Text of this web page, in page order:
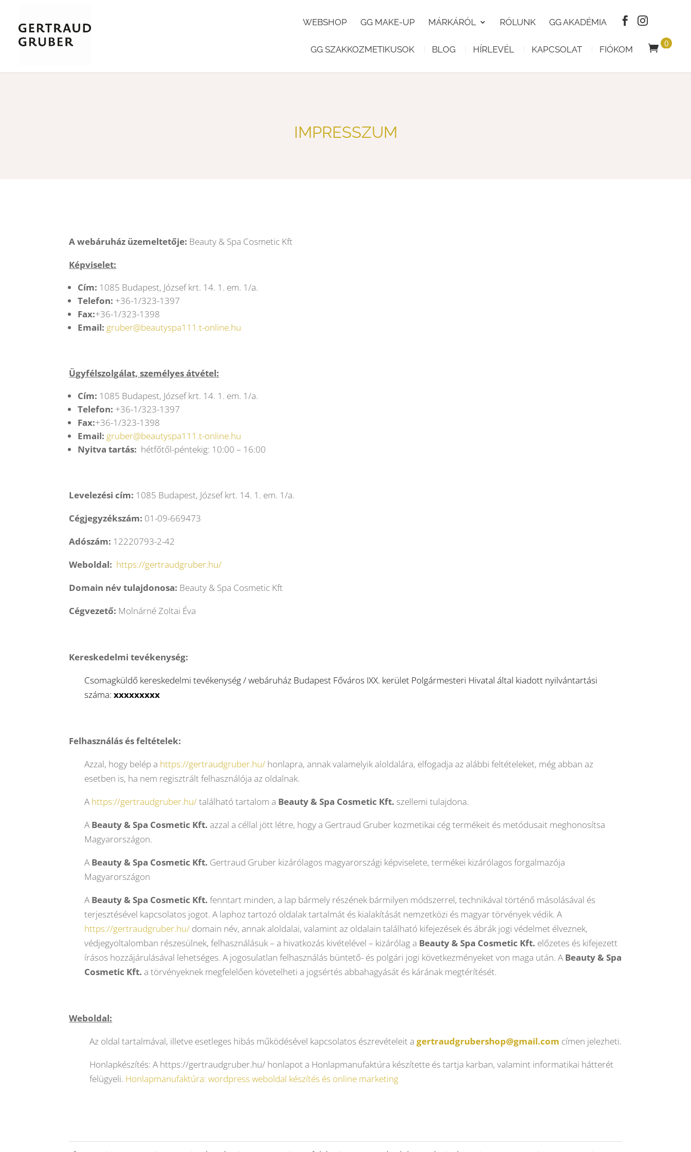
WEBSHOP GG MAKE-UP MÁRKÁRÓL RÓLUNK GG AKADÉMIA
GG SZAKKOZMETIKUSOK BLOG HÍRLEVÉL KAPCSOLAT FIÓKOM
0
T
M
IMPRESSZUM
A webáruház üzemeltetője: Beauty & Spa Cosmetic Kft
Képviselet:
Cím: 1085 Budapest, József krt. 14. 1. em. 1/a.
Telefon: +36-1/323-1397
Fax:+36-1/323-1398
Email: gruber@beautyspa111.t-online.hu
Ügyfélszolgálat, személyes átvétel:
Cím: 1085 Budapest, József krt. 14. 1. em. 1/a.
Telefon: +36-1/323-1397
Fax:+36-1/323-1398
Email: gruber@beautyspa111.t-online.hu
Nyitva tartás: hétfőtől-péntekig: 10:00 – 16:00
Levelezési cím: 1085 Budapest, József krt. 14. 1. em. 1/a.
Cégjegyzékszám: 01-09-669473
Adószám: 12220793-2-42
Weboldal: https://gertraudgruber.hu/
Domain név tulajdonosa: Beauty & Spa Cosmetic Kft
Cégvezető: Molnárné Zoltai Éva
Kereskedelmi tevékenység:
Csomagküldő kereskedelmi tevékenység / webáruház Budapest Főváros IXX. kerület Polgármesteri Hivatal által kiadott nyilvántartási
száma:xxxxxxxxx
Felhasználás és feltételek:
Azzal, hogy belép a https://gertraudgruber.hu/ honlapra, annak valamelyik aloldalára, elfogadja az alábbi feltételeket, még abban az
esetben is, ha nem regisztrált felhasználója az oldalnak.
A https://gertraudgruber.hu/található tartalom a Beauty & Spa Cosmetic Kft. szellemi tulajdona.
A Beauty & Spa Cosmetic Kft. azzal a céllal jött létre, hogy a Gertraud Gruber kozmetikai cég termékeit és metódusait meghonosítsa
Magyarországon.
A Beauty & Spa Cosmetic Kft. Gertraud Gruber kizárólagos magyarországi képviselete, termékei kizárólagos forgalmazója
Magyarországon
A Beauty & Spa Cosmetic Kft. fenntart minden, a lap bármely részének bármilyen módszerrel, technikával történő másolásával és
terjesztésével kapcsolatos jogot. A laphoz tartozó oldalak tartalmát és kialakítását nemzetközi és magyar törvények védik. A
https://gertraudgruber.hu/ domain név, annak aloldalai, valamint az oldalain található kifejezések és ábrák jogi védelmet élveznek,
védjegyoltalomban részesülnek, felhasználásuk – a hivatkozás kivételével – kizárólag a Beauty & Spa Cosmetic Kft. előzetes és kifejezett
írásos hozzájárulásával lehetséges. A jogosulatlan felhasználás büntető- és polgári jogi következményeket von maga után. A Beauty & Spa
Cosmetic Kft. a törvényeknek megfelelően követelheti a jogsértés abbahagyását és kárának megtérítését.
Weboldal:
Az oldal tartalmával, illetve esetleges hibás működésével kapcsolatos észrevételeit a gertraudgrubershop@gmail.com címen jelezheti.
Honlapkészítés: A https://gertraudgruber.hu/ honlapot a Honlapmanufaktúra készítette és tartja karban, valamint informatikai hátterét
felügyeli. Honlapmanufaktúra: wordpress weboldal készítés és online marketing